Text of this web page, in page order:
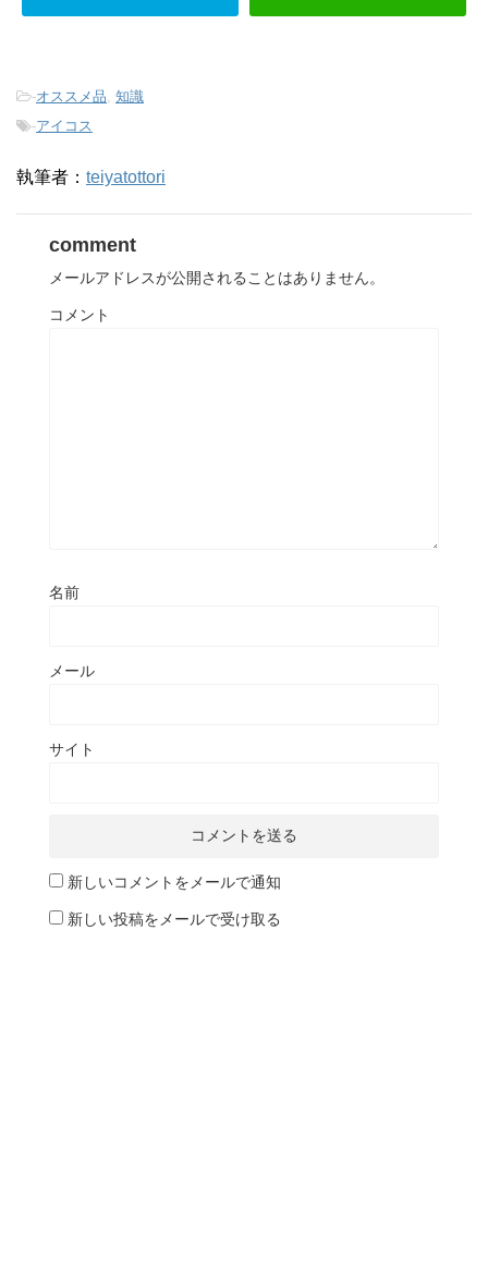
-オススメ品, 知識
-アイコス
執筆者： teiyatottori
comment
メールアドレスが公開されることはありません。
コメント
名前
メール
サイト
新しいコメントをメールで通知
新しい投稿をメールで受け取る